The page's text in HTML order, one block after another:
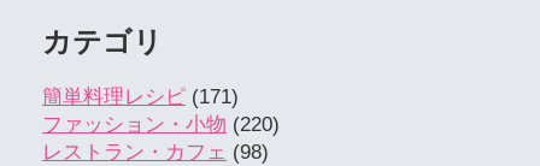
カテゴリ
簡単料理レシピ (171)
ファッション・小物 (220)
レストラン・カフェ (98)